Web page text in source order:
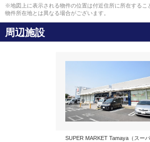
※地図上に表示される物件の位置は付近住所に所在するこ
物件所在地とは異なる場合がございます。
周辺施設
SUPER MARKET Tamaya（スー